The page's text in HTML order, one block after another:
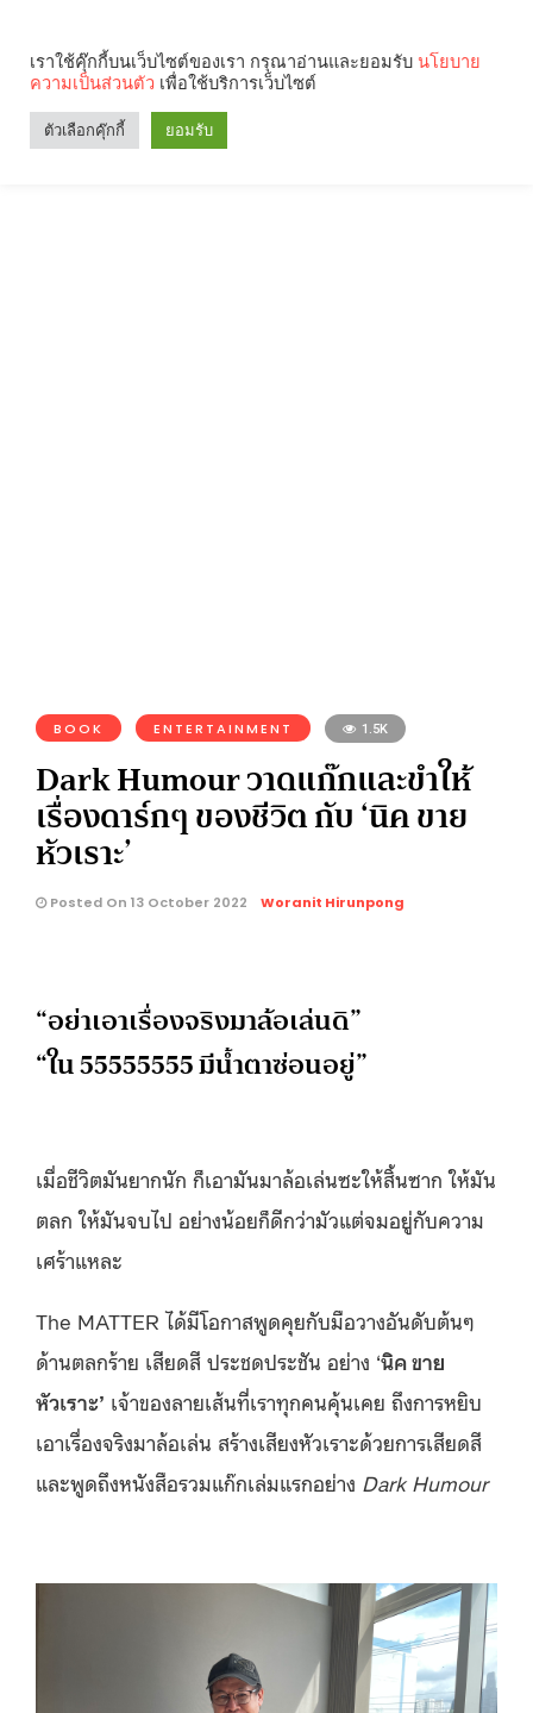
BOOK ENTERTAINMENT 1.5K
Dark Humour วาดแก๊กและขำให้
เรื่องดาร์กๆ ของชีวิต กับ ‘นิค ขาย
หัวเราะ’
Posted On 13 October 2022 Woranit Hirunpong
“อย่าเอาเรื่องจริงมาล้อเล่นดิ”
“ใน55555555มีน้ำตาซ่อนอยู่”
เมื่อชีวิตมันยากนัก ก็เอามันมาล้อเล่นซะให้สิ้นซาก ให้มัน
ตลก ให้มันจบไป อย่างน้อยก็ดีกว่ามัวแต่จมอยู่กับความ
เศร้าแหละ
The MATTERได้มีโอกาสพูดคุยกับมือวางอันดับต้นๆ
ด้านตลกร้าย เสียดสี ประชดประชัน อย่าง ‘นิค ขาย
หัวเราะ’ เจ้าของลายเส้นที่เราทุกคนคุ้นเคย ถึงการหยิบ
เอาเรื่องจริงมาล้อเล่น สร้างเสียงหัวเราะด้วยการเสียดสี
และพูดถึงหนังสือรวมแก๊กเล่มแรกอย่าง Dark Humour
เราใช้คุ๊กกี้บนเว็บไซต์ของเรา กรุณาอ่านและยอมรับ นโยบาย
ความเป็นส่วนตัว เพื่อใช้บริการเว็บไซต์
ตัวเลือกคุ๊กกี้ ยอมรับ